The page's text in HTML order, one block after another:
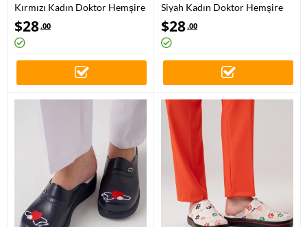
Kırmızı Kadın Doktor Hemşire
Medikal Plus Prestij Desenli
Sabo Terlik
$28.00
Siyah Kadın Doktor Hemşire
Medikal Plus Prestij Desenli
Sabo Terlik
$28.00